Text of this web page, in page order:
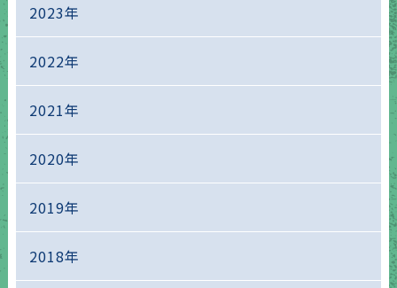
2023年
2022年
2021年
2020年
2019年
2018年